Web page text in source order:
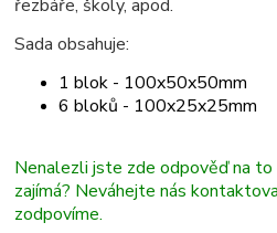
řezbáře, školy, apod.
Sada obsahuje:
1 blok - 100x50x50mm
6 bloků - 100x25x25mm
Nenalezli jste zde odpověď na
zajímá? Neváhejte nás
zodpovíme.